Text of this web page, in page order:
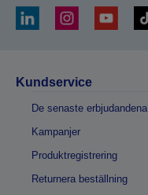
Kundservice
De senaste erbjudandena
Kampanjer
Produktregistrering
Returnera beställning